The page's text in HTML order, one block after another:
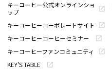
キーコーヒー公式オンラインショ
ップ
キーコーヒーコーポレートサイト
キーコーヒーコーヒーセミナー
キーコーヒーファンコミュニティ
KEY'S TABLE